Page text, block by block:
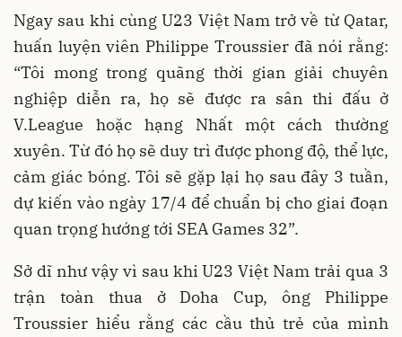
Ngay sau khi cùng U23 Việt Nam trở về từ Qatar,
huấn luyện viên Philippe Troussier đã nói rằng:
“Tôi mong trong quãng thời gian giải chuyên
nghiệp diễn ra, họ sẽ được ra sân thi đấu ở
V.League hoặc hạng Nhất một cách thường
xuyên. Từ đó họ sẽ duy trì được phong độ, thể lực,
cảm giác bóng. Tôi sẽ gặp lại họ sau đây 3 tuần,
dự kiến vào ngày 17/4 để chuẩn bị cho giai đoạn
quan trọng hướng tới SEA Games 32”.
Sở dĩ như vậy vì sau khi U23 Việt Nam trải qua 3
trận toàn thua ở Doha Cup, ông Philippe
Troussier hiểu rằng các cầu thủ trẻ của mình